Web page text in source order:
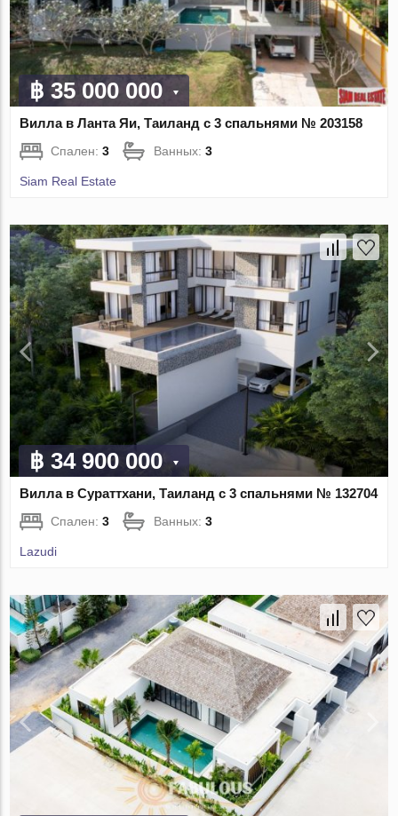
฿ 35 000 000
Вилла в Ланта Яи, Таиланд с 3 спальнями № 203158
Спален:3 Ванных:3
Siam Real Estate
฿ 34 900 000
Вилла в Сураттхани, Таиланд с 3 спальнями № 132704
Спален:3 Ванных:3
Lazudi